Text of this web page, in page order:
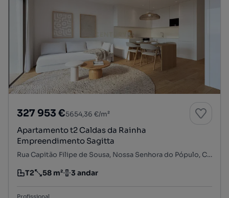
327 953 €5654,36 €/m²
Apartamento t2 Caldas da Rainha
Empreendimento Sagitta
Rua Capitão Filipe de Sousa, Nossa Senhora do Pópulo, Coto e São Gregório, Caldas da Rainha, Leiria
Tipologia
T2
Preço por metro quadrado
58 m²
Andar 3 andar
Profissional